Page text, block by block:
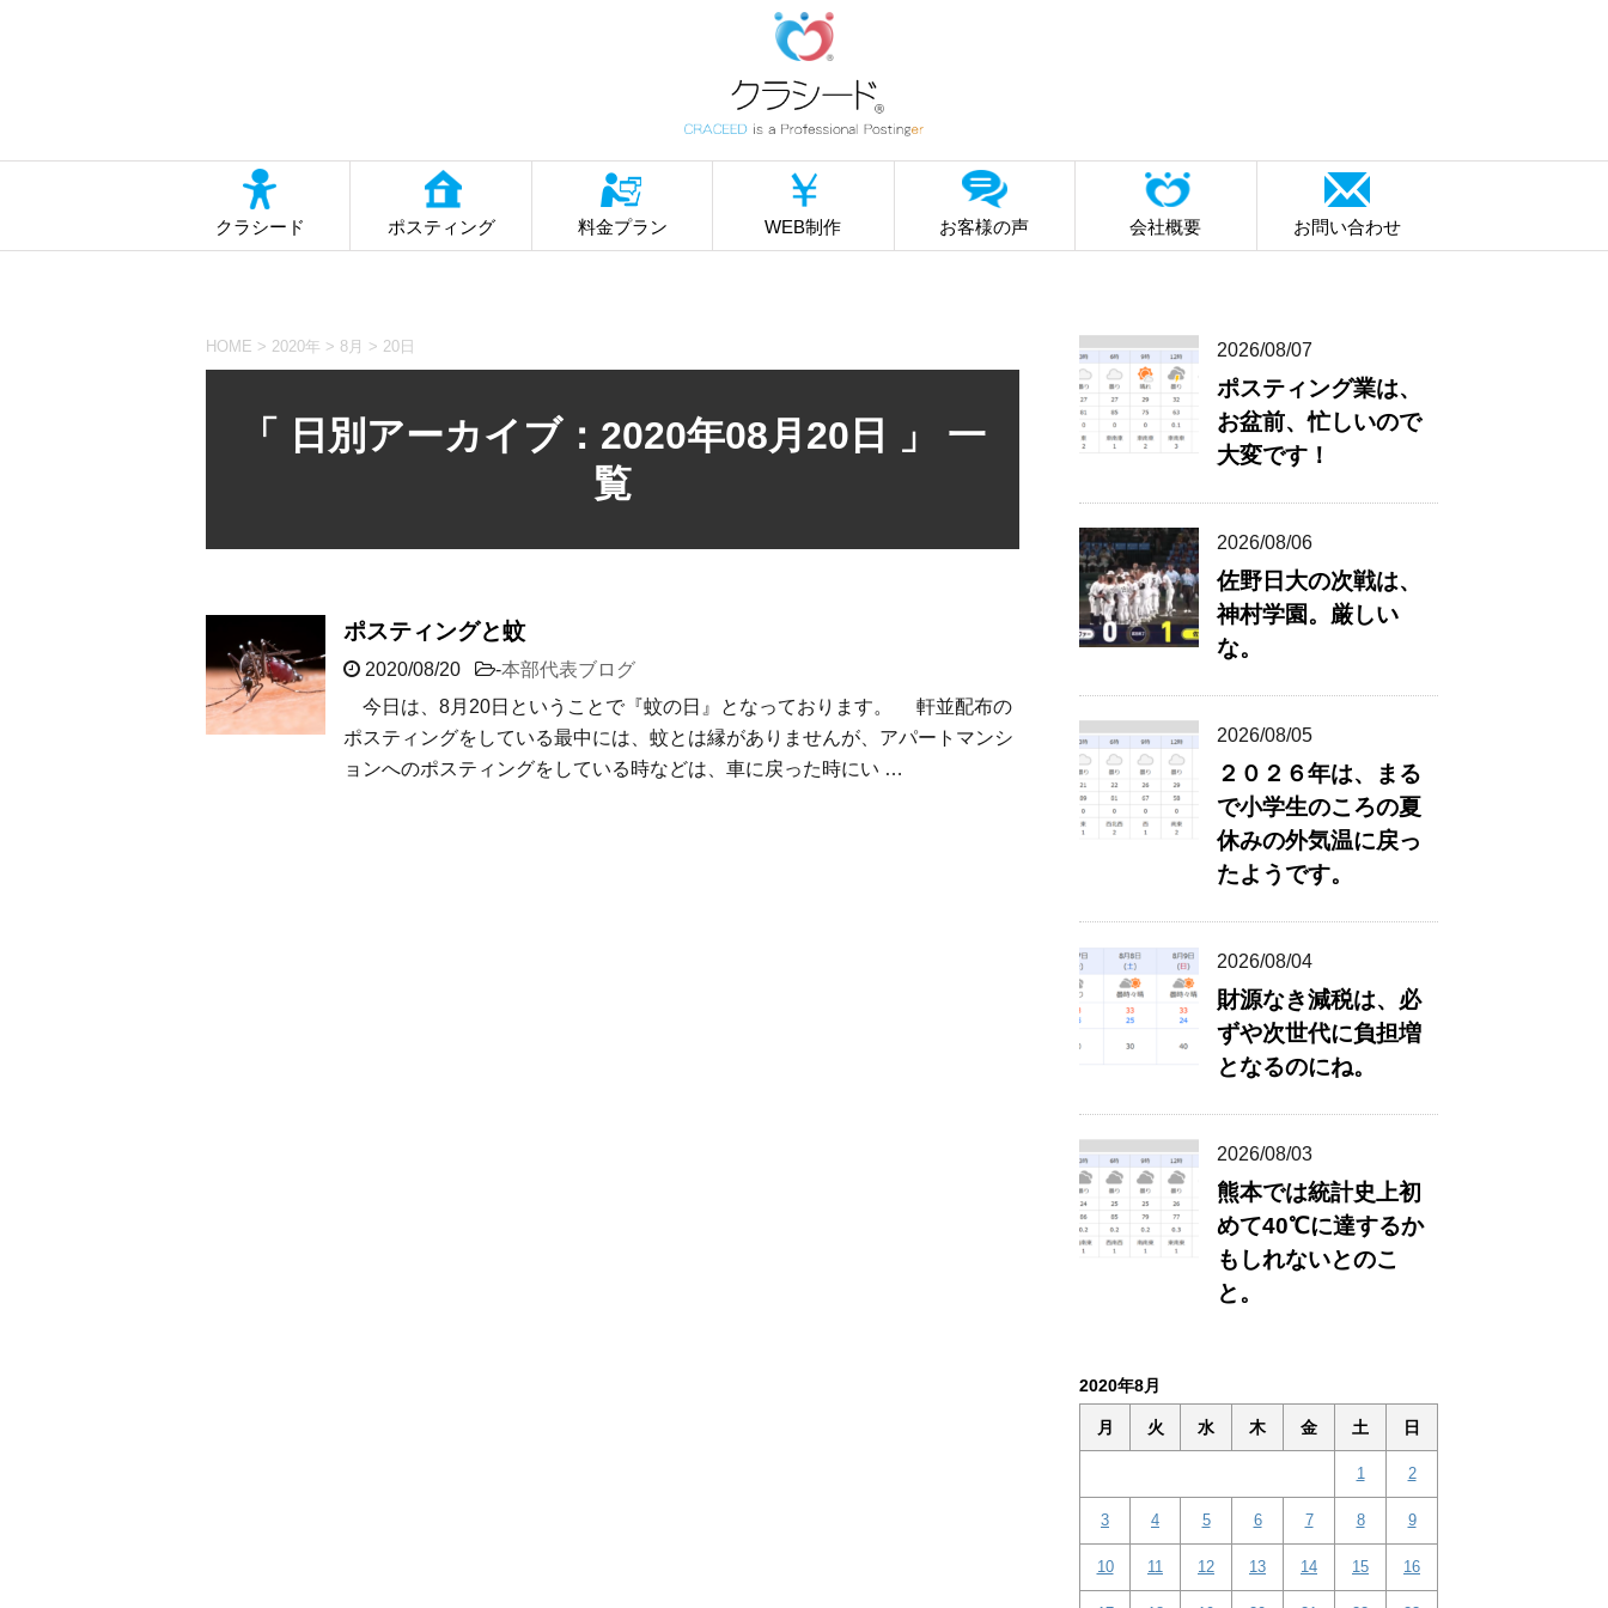
クラシード ポスティング 料金プラン WEB制作 お客様の声 会社概要 お問い合わせ
HOME > 2020年 > 8月 > 20日
「 日別アーカイブ：2020年08月20日 」 一
覧
ポスティングと蚊
2020/08/20 -本部代表ブログ
今日は、8月20日ということで『蚊の日』となっております。 軒並配布の
ポスティングをしている最中には、蚊とは縁がありませんが、アパートマンシ
ョンへのポスティングをしている時などは、車に戻った時にい …
2026/08/07
ポスティング業は、
お盆前、忙しいので
大変です！
2026/08/06
佐野日大の次戦は、
神村学園。厳しい
な。
2026/08/05
２０２６年は、まる
で小学生のころの夏
休みの外気温に戻っ
たようです。
2026/08/04
財源なき減税は、必
ずや次世代に負担増
となるのにね。
2026/08/03
熊本では統計史上初
めて40℃に達するか
もしれないとのこ
と。
2020年8月
月 火 水 木 金 土 日
1 2
3 4 5 6 7 8 9
10 11 12 13 14 15 16